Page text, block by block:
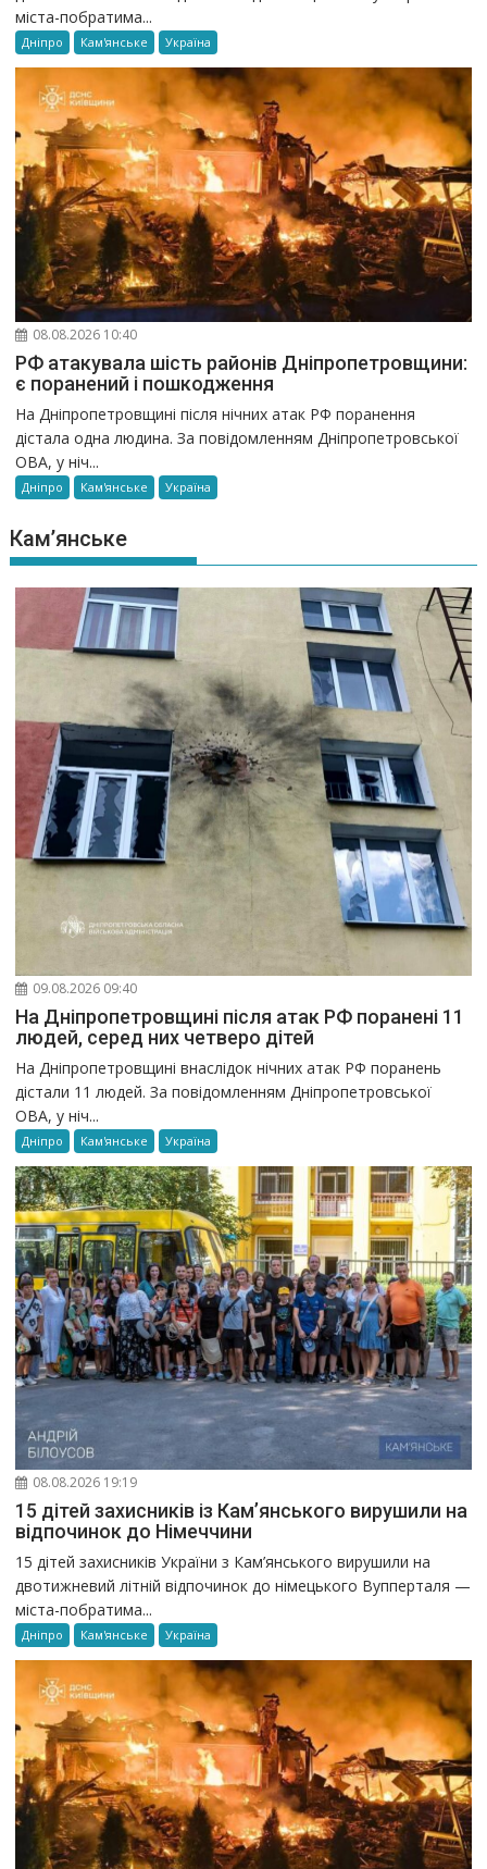
міста-побратима...
Дніпро Кам'янське Україна
08.08.2026 10:40
РФ атакувала шість районів Дніпропетровщини:
є поранений і пошкодження
На Дніпропетровщині після нічних атак РФ поранення
дістала одна людина. За повідомленням Дніпропетровської
ОВА, у ніч...
Дніпро Кам'янське Україна
Кам’янське
09.08.2026 09:40
На Дніпропетровщині після атак РФ поранені 11
людей, серед них четверо дітей
На Дніпропетровщині внаслідок нічних атак РФ поранень
дістали 11 людей. За повідомленням Дніпропетровської
ОВА, у ніч...
Дніпро Кам'янське Україна
08.08.2026 19:19
15 дітей захисників із Кам’янського вирушили на
відпочинок до Німеччини
15 дітей захисників України з Кам’янського вирушили на
двотижневий літній відпочинок до німецького Вупперталя —
міста-побратима...
Дніпро Кам'янське Україна